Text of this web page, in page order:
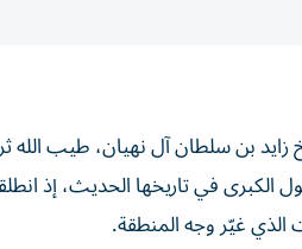
بن سلطان آل نهيان، طيب الله
في تاريخها الحديث، إذ
الذي غيّر وجه المنطقة.